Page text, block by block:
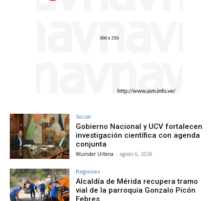
Social
Gobierno Nacional y UCV fortalecen
investigación científica con agenda
conjunta
Wuinder Urbina - agosto 6, 2026
Regiones
Alcaldía de Mérida recupera tramo
vial de la parroquia Gonzalo Picón
Febres